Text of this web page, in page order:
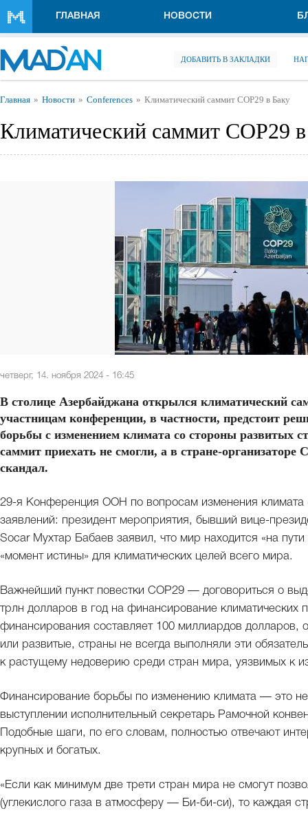
ГЛАВНАЯ НОВОСТИ
ДОБАВИТЬ В ЗАКЛАДКИ
Вы здесь
Главная Новости Conferences Климатический саммит СОР29 в Баку
Климатический саммит СОР29
четверг, 14. ноября 2024 - 16:45
В столице Азербайджана открылся климатический
участницам конференции, в частности, предстоит
борьбы с изменением климата со стороны развитых
саммит приехать не смогли, а в стране-организаторе
скандал.
29-я Конференция ООН по вопросам изменения климата
заявлений: президент мероприятия, бывший вице-
Socar Мухтар Бабаев заявил, что мир находится «на
«момент истины» для климатических целей всего мира.
Важнейший пункт повестки COP29 — договориться о
трлн долларов в год на финансирование климатических
финансирования составляет 100 миллиардов долларов,
или развитые, страны не всегда выполняли эти
к растущему недоверию среди стран мира, уязвимых к
Финансирование борьбы по изменению климата — это не
выступлении исполнительный секретарь Рамочной
Подобные шаги, по его словам, полностью отвечают
крупных и богатых.
«Если как минимум две трети стран мира не смогут
(углекислого газа в атмосферу — Би-би-си), то каждая